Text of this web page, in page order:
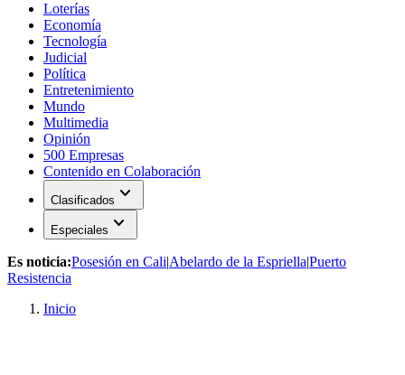
Loterías
Economía
Tecnología
Judicial
Política
Entretenimiento
Mundo
Multimedia
Opinión
500 Empresas
Contenido en Colaboración
Clasificados expand_more
Especiales expand_more
Es noticia:Posesión en Cali|Abelardo de la Espriella|Puerto
Resistencia
Inicio